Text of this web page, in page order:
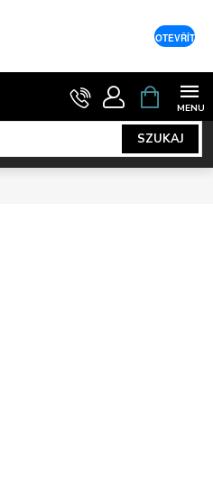
SZUKAJ
KOSZYK
OTEVŘÍT